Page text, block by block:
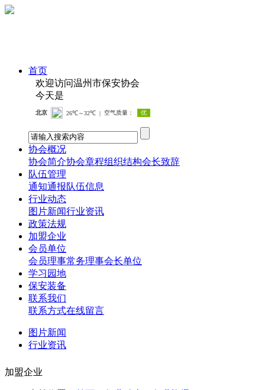
首页
欢迎访问温州市保安协会
今天是
协会概况
协会简介协会章程组织结构会长致辞
队伍管理
通知通报队伍信息
行业动态
图片新闻行业资讯
政策法规
加盟企业
会员单位
会员理事常务理事会长单位
学习园地
保安装备
联系我们
联系方式在线留言
图片新闻
行业资讯
加盟企业